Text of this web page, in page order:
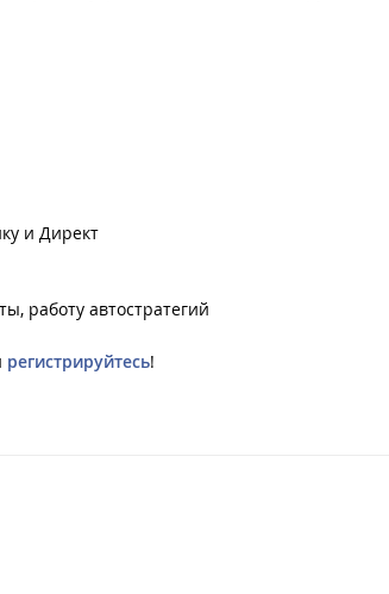
и Директ
работу автостратегий
регистрируйтесь!